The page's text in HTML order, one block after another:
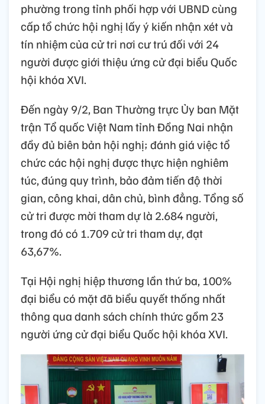
phường trong tỉnh phối hợp với UBND cùng
cấp tổ chức hội nghị lấy ý kiến nhận xét và
tín nhiệm của cử tri nơi cư trú đối với 24
người được giới thiệu ứng cử đại biểu Quốc
hội khóa XVI.
Đến ngày 9/2, Ban Thường trực Ủy ban Mặt
trận Tổ quốc Việt Nam tỉnh Đồng Nai nhận
đầy đủ biên bản hội nghị; đánh giá việc tổ
chức các hội nghị được thực hiện nghiêm
túc, đúng quy trình, bảo đảm tiến độ thời
gian, công khai, dân chủ, bình đẳng. Tổng số
cử tri được mời tham dự là 2.684 người,
trong đó có 1.709 cử tri tham dự, đạt
63,67%.
Tại Hội nghị hiệp thương lần thứ ba, 100%
đại biểu có mặt đã biểu quyết thống nhất
thông qua danh sách chính thức gồm 23
người ứng cử đại biểu Quốc hội khóa XVI.